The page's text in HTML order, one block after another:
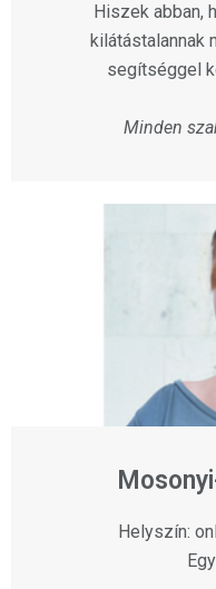
Hiszek abban,
kilátástalannak
segítséggel
Minden
Helyszín: